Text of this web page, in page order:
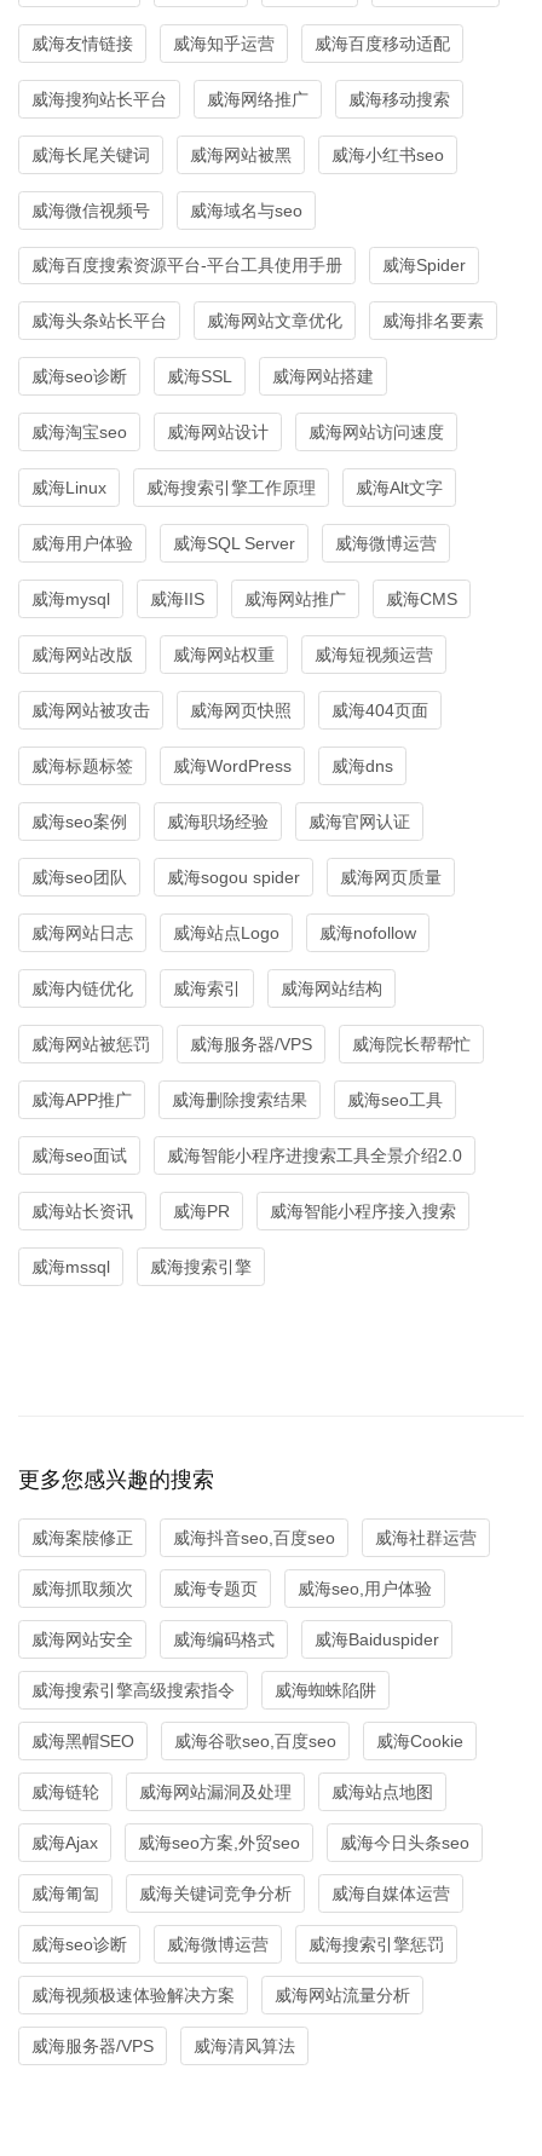
威海友情链接 威海知乎运营 威海百度移动适配
威海搜狗站长平台 威海网络推广 威海移动搜索
威海长尾关键词 威海网站被黑 威海小红书seo
威海微信视频号 威海域名与seo
威海百度搜索资源平台-平台工具使用手册 威海Spider
威海头条站长平台 威海网站文章优化 威海排名要素
威海seo诊断 威海SSL 威海网站搭建
威海淘宝seo 威海网站设计 威海网站访问速度
威海Linux 威海搜索引擎工作原理 威海Alt文字
威海用户体验 威海SQL Server 威海微博运营
威海mysql 威海IIS 威海网站推广 威海CMS
威海网站改版 威海网站权重 威海短视频运营
威海网站被攻击 威海网页快照 威海404页面
威海标题标签 威海WordPress 威海dns
威海seo案例 威海职场经验 威海官网认证
威海seo团队 威海sogou spider 威海网页质量
威海网站日志 威海站点Logo 威海nofollow
威海内链优化 威海索引 威海网站结构
威海网站被惩罚 威海服务器/VPS 威海院长帮帮忙
威海APP推广 威海删除搜索结果 威海seo工具
威海seo面试 威海智能小程序进搜索工具全景介绍2.0
威海站长资讯 威海PR 威海智能小程序接入搜索
威海mssql 威海搜索引擎
更多您感兴趣的搜索
威海案牍修正 威海抖音seo,百度seo 威海社群运营
威海抓取频次 威海专题页 威海seo,用户体验
威海网站安全 威海编码格式 威海Baiduspider
威海搜索引擎高级搜索指令 威海蜘蛛陷阱
威海黑帽SEO 威海谷歌seo,百度seo 威海Cookie
威海链轮 威海网站漏洞及处理 威海站点地图
威海Ajax 威海seo方案,外贸seo 威海今日头条seo
威海匍匐 威海关键词竞争分析 威海自媒体运营
威海seo诊断 威海微博运营 威海搜索引擎惩罚
威海视频极速体验解决方案 威海网站流量分析
威海服务器/VPS 威海清风算法